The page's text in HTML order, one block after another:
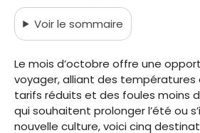
Voirle sommaire
Le mois d’octobre offre une
voyager, alliant des températures
tarifs réduits et des foules moins
qui souhaitent prolonger l’été ou
nouvelle culture, voici cinq